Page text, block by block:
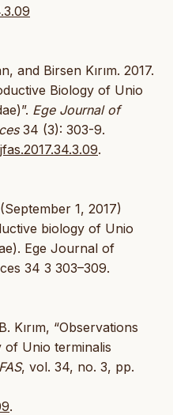
and Birsen Kırım. 2017.
Biology of Unio
Ege Journal of
34 (3): 303-9.
.
1, 2017)
biology of Unio
Ege Journal of
34 3 303–309.
Kırım, “Observations
Unio terminalis
, vol. 34, no. 3, pp.
.